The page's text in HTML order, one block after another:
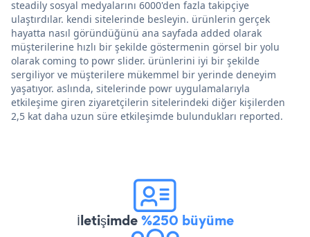
steadily sosyal medyalarını 6000'den fazla takipçiye
ulaştırdılar. kendi sitelerinde besleyin. ürünlerin gerçek
hayatta nasıl göründüğünü ana sayfada added olarak
müşterilerine hızlı bir şekilde göstermenin görsel bir yolu
olarak coming to powr slider. ürünlerini iyi bir şekilde
sergiliyor ve müşterilere mükemmel bir yerinde deneyim
yaşatıyor. aslında, sitelerinde powr uygulamalarıyla
etkileşime giren ziyaretçilerin sitelerindeki diğer kişilerden
2,5 kat daha uzun süre etkileşimde bulundukları reported.
İletişimde%250 büyüme